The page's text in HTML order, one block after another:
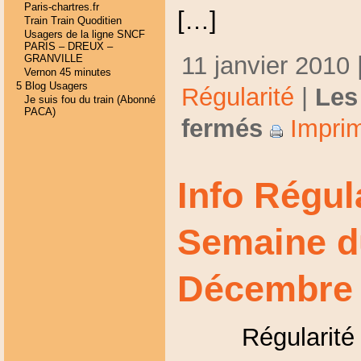
Paris-chartres.fr
Train Train Quoditien
Usagers de la ligne SNCF
PARIS – DREUX –
GRANVILLE
Vernon 45 minutes
5 Blog Usagers
Je suis fou du train (Abonné
PACA)
[…]
11 janvier 2010
Régularité
fermés
Info
Semaine
Décembre